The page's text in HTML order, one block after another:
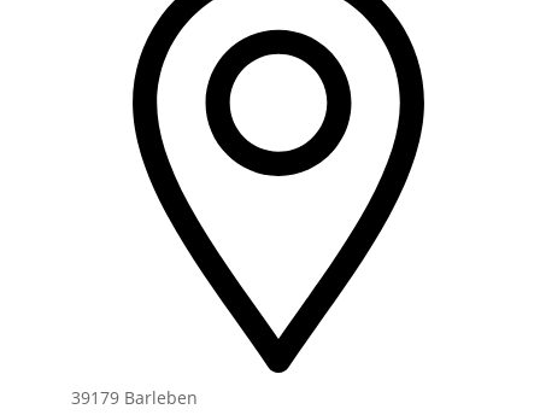
39179 Barleben